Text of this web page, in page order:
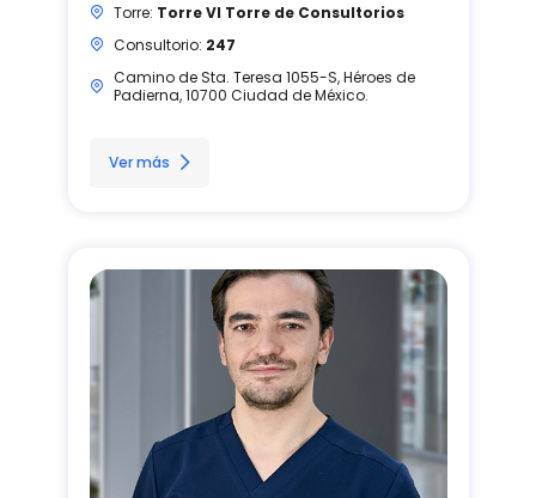
Torre: Torre VI Torre de Consultorios
Consultorio: 247
Camino de Sta. Teresa 1055-S, Héroes de
Padierna, 10700 Ciudad de México.
Ver más